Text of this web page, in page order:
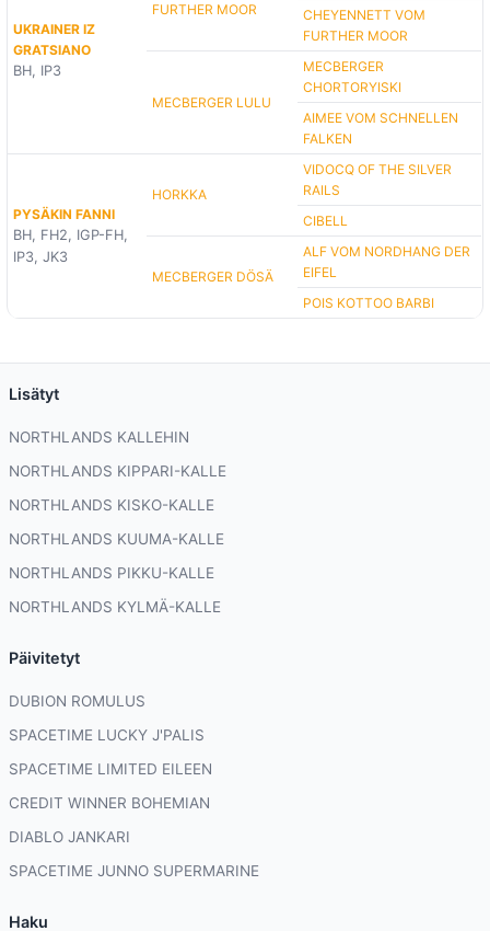
UKRAINER IZ
GRATSIANO
BH, IP3
FURTHER MOOR
CHEYENNETT VOM
FURTHER MOOR
MECBERGER LULU
MECBERGER
CHORTORYISKI
AIMEE VOM SCHNELLEN
FALKEN
PYSÄKIN FANNI
BH, FH2, IGP-FH,
IP3, JK3
HORKKA
VIDOCQ OF THE SILVER
RAILS
CIBELL
MECBERGER DÖSÄ
ALF VOM NORDHANG DER
EIFEL
POIS KOTTOO BARBI
Lisätyt
NORTHLANDS KALLEHIN
NORTHLANDS KIPPARI-KALLE
NORTHLANDS KISKO-KALLE
NORTHLANDS KUUMA-KALLE
NORTHLANDS PIKKU-KALLE
NORTHLANDS KYLMÄ-KALLE
Päivitetyt
DUBION ROMULUS
SPACETIME LUCKY J'PALIS
SPACETIME LIMITED EILEEN
CREDIT WINNER BOHEMIAN
DIABLO JANKARI
SPACETIME JUNNO SUPERMARINE
Haku